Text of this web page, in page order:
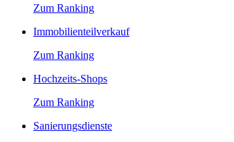
Zum Ranking
Immobilienteilverkauf
Zum Ranking
Hochzeits-Shops
Zum Ranking
Sanierungsdienste